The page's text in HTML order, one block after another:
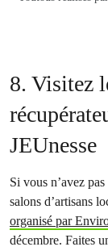
8. Visitez
JEUnesse
Si vous n’avez
salons d’artisans
organisé par
décembre. Faites